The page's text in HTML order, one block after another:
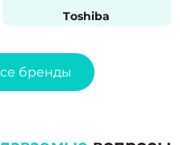
Toshiba
бренды